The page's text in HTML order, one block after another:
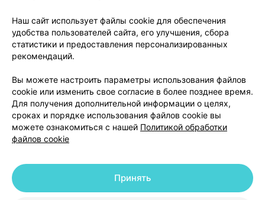
О проекте
Новости проекта
Размещение рекламы
Медицинский маркетинг
Публичный договор
Доставка
Способы оплаты
Вакансии
Партнеры
Написать руководителю 103.by
Написать в поддержку
Персональные настройки Cookie
© 2026 ООО «Артокс Лаб», УНП 191700409 | 220012, Республика Беларусь,
Наш сайт использует файлы cookie для обеспечения
удобства пользователей сайта, его улучшения, сбора
статистики и предоставления персонализированных
рекомендаций.
Вы можете настроить параметры использования файлов
cookie или изменить свое согласие в более позднее время.
Для получения дополнительной информации о целях,
сроках и порядке использования файлов cookie вы
можете ознакомиться с нашей Политикой обработки
файлов cookie
Принять